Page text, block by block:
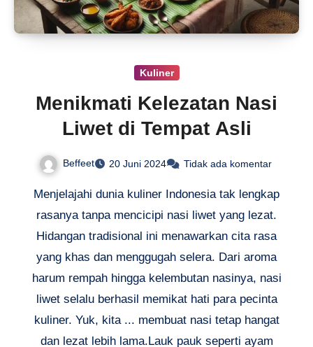
Kuliner
Menikmati Kelezatan Nasi
Liwet di Tempat Asli
Beffeet 20 Juni 2024 Tidak ada komentar
Menjelajahi dunia kuliner Indonesia tak lengkap
rasanya tanpa mencicipi nasi liwet yang lezat.
Hidangan tradisional ini menawarkan cita rasa
yang khas dan menggugah selera. Dari aroma
harum rempah hingga kelembutan nasinya, nasi
liwet selalu berhasil memikat hati para pecinta
kuliner. Yuk, kita ... membuat nasi tetap hangat
dan lezat lebih lama.Lauk pauk seperti ayam